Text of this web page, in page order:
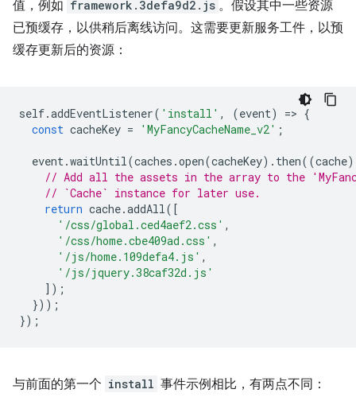
值，例如 framework.3defa9d2.js 。假设其中一些资源
已预缓存，以供稍后离线访问。这需要更新服务工件，以预
缓存更新后的资源：
self.addEventListener( 'install' , (event) => {
const cacheKey = 'MyFancyCacheName_v2' ;
event.waitUntil(caches .open(cacheKey). then((cache)
// Add all the assets in the array to the
// `Cache` instance for later use.
return cache.addAll([
'/css/global.ced4aef2.css' ,
'/css/home.cbe409ad.css' ,
'/js/home.109defa4.js' ,
'/js/jquery.38caf32d.js'
]);
}));
});
与前面的第一个 install 事件示例相比，有两点不同：